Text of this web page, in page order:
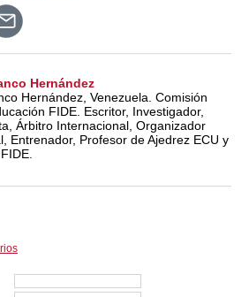
Hernández
Hernández, Venezuela. Comisión
FIDE. Escritor, Investigador,
Árbitro Internacional, Organizador
Entrenador, Profesor de Ajedrez ECU y